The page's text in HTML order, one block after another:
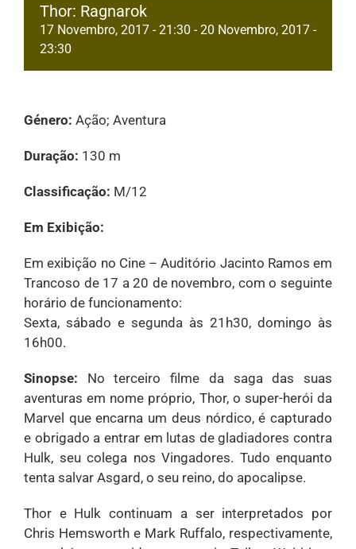
Thor: Ragnarok
17 Novembro, 2017 - 21:30 -20 Novembro, 2017 -
23:30
Género: Ação; Aventura
Duração: 130 m
Classificação: M/12
Em Exibição:
Em exibição no Cine – Auditório Jacinto Ramos em
Trancoso de 17 a 20 de novembro, com o seguinte
horário de funcionamento:
Sexta, sábado e segunda às 21h30, domingo às
16h00.
Sinopse: No terceiro filme da saga das suas
aventuras em nome próprio, Thor, o super-herói da
Marvel que encarna um deus nórdico, é capturado
e obrigado a entrar em lutas de gladiadores contra
Hulk, seu colega nos Vingadores. Tudo enquanto
tenta salvar Asgard, o seu reino, do apocalipse.
Thor e Hulk continuam a ser interpretados por
Chris Hemsworth e Mark Ruffalo, respectivamente,